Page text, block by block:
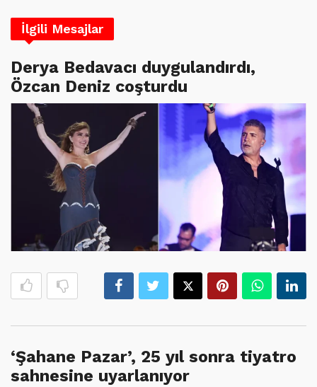
İlgili Mesajlar
Derya Bedavacı duygulandırdı,
Özcan Deniz coşturdu
‘Şahane Pazar’, 25 yıl sonra tiyatro
sahnesine uyarlanıyor